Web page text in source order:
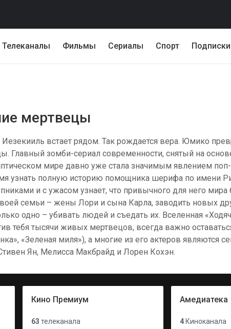
Телеканалы Фильмы Сериалы Спорт Подписки
мертвецы
встает рядом. Так рождается вера. Юмико
Главный зомби-сериал современности, снятый на
мире давно уже стала значимым явлением
узнать полную историю помощника шерифа по имени
и с ужасом узнает, что привычного для него
семьи – жены Лори и сына Карла, заводить новых
одно – убивать людей и съедать их. Вселенная
тебя тысячи живых мертвецов, всегда важно
«Зеленая миля»), а многие из его актеров являются
Ян, Мелисса Макбрайд и Лорен Кохэн.
Кино Премиум
63 телеканала
Амедиатека
4 Киноканала